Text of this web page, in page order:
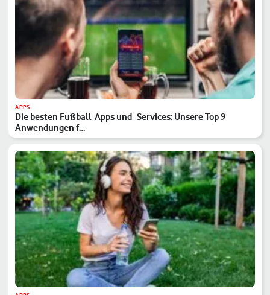
APPS
Die besten Fußball-Apps und -Services: Unsere Top 9
Anwendungen f…